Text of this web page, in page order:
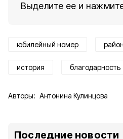
Выделите ее и
юбилейный номер
история благодарность
Авторы: Антонина Кулинцова
Последние новости